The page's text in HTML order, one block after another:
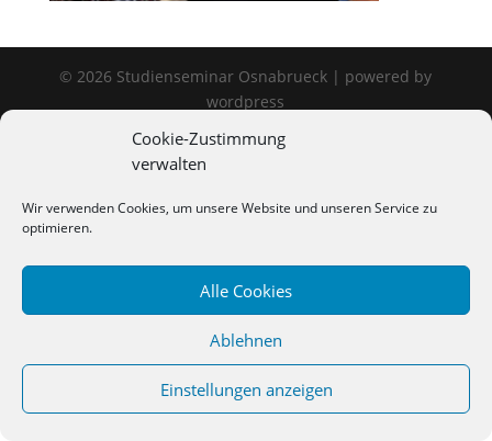
Cookie-Zustimmung
verwalten
Wir verwenden Cookies, um unsere Website und unseren Service zu
optimieren.
Alle Cookies
Ablehnen
Einstellungen anzeigen
© 2026 Studienseminar Osnabrueck | powered by
wordpress